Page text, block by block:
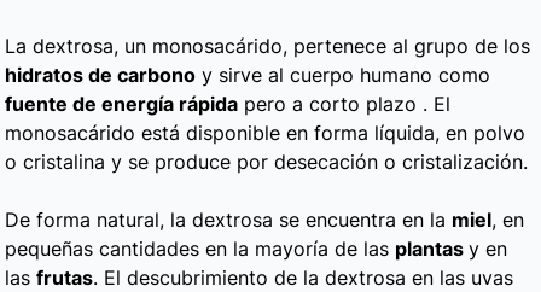
La dextrosa, un monosacárido, pertenece al grupo de los
hidratos de carbono y sirve al cuerpo humano como
fuente de energía rápida pero a corto plazo . El
monosacárido está disponible en forma líquida, en polvo
o cristalina y se produce por desecación o cristalización.
De forma natural, la dextrosa se encuentra en la miel, en
pequeñas cantidades en la mayoría de las plantas y en
las frutas. El descubrimiento de la dextrosa en las uvas